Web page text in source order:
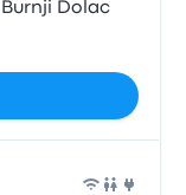
Burnji Dolac